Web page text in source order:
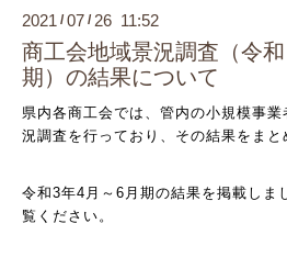
2021 /07 / 26 11:52
商工会地域景況調査（令
期）の結果について
県内各商工会では、管内の小規模事
況調査を行っており、その結果をまと
令和3年4月～6月期の結果を掲載しま
覧ください。